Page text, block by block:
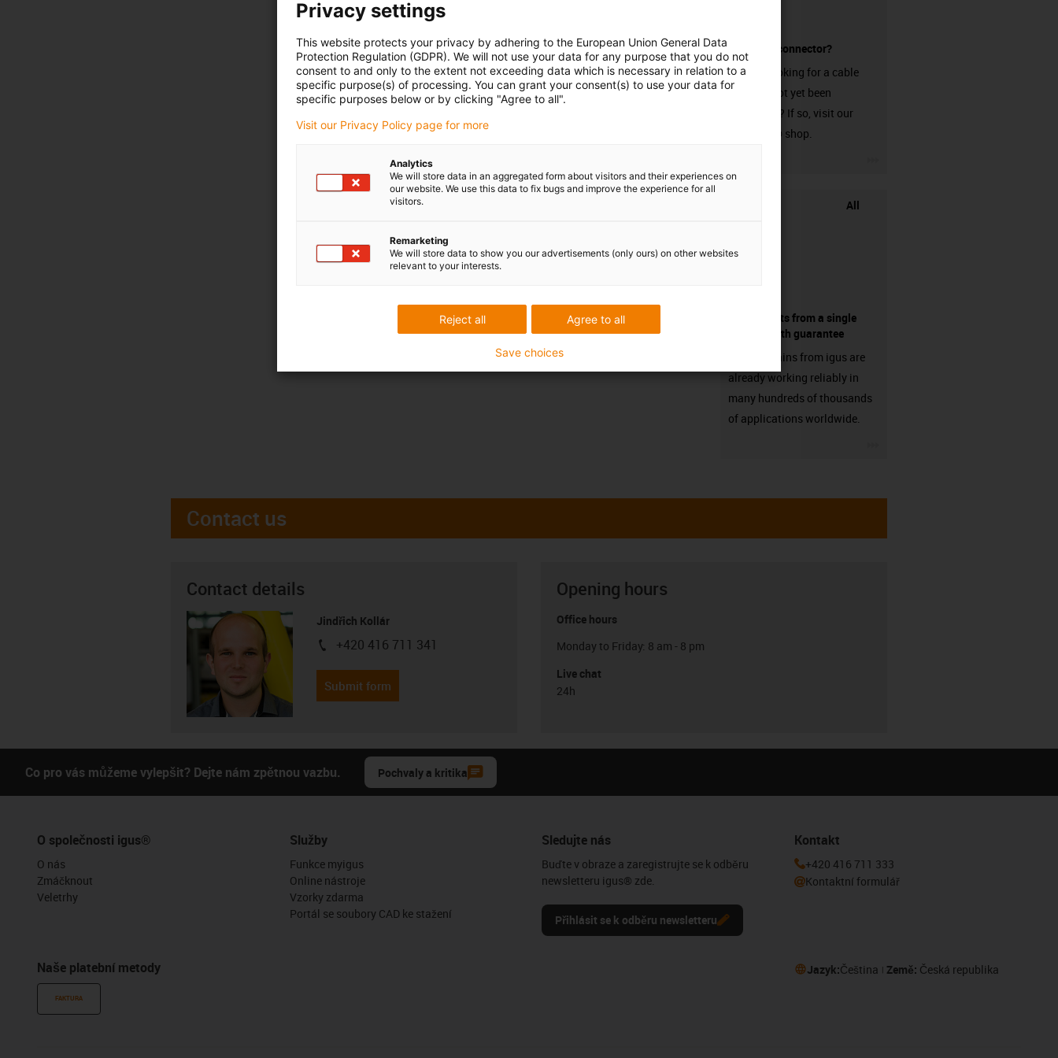
without a connector?
Are you looking for a cable
that has not yet been
harnessed? If so, visit our
chainflex® shop.
All
components from a single
source - with guarantee
Energy chains from igus are
already working reliably in
many hundreds of thousands
of applications worldwide.
Contact us
Contact details
Jindřich Kollár
igus-icon-phone
+420 416 711 341
Submit form
Opening hours
Office hours
Monday to Friday: 8 am - 8 pm
Live chat
24h
Co pro vás můžeme vylepšit? Dejte nám zpětnou vazbu. Pochvaly a kritika
O společnosti igus®
O nás
Zmáčknout
Veletrhy
Naše platební metody
FAKTURA
Služby
Funkce myigus
Online nástroje
Vzorky zdarma
Portál se soubory CAD ke stažení
Sledujte nás
Buďte v obraze a zaregistrujte se k odběru
newsletteru igus® zde.
Přihlásit se k odběru newsletteru
Kontakt
+420 416 711 333
Kontaktní formulář
Jazyk:Čeština Země: Česká republika
Privacy settings
This website protects your privacy by adhering to the European Union General Data
Protection Regulation (GDPR). We will not use your data for any purpose that you do not
consent to and only to the extent not exceeding data which is necessary in relation to a
specific purpose(s) of processing. You can grant your consent(s) to use your data for
specific purposes below or by clicking "Agree to all".
Visit our Privacy Policy page for more
Analytics
We will store data in an aggregated form about visitors and their experiences on
our website. We use this data to fix bugs and improve the experience for all
visitors.
Remarketing
We will store data to show you our advertisements (only ours) on other websites
relevant to your interests.
Agree to all
Reject all
Save choices